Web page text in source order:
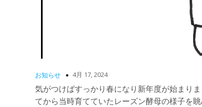
お知らせ 4月 17, 2024
気がつけばすっかり春になり新年度が始まり
てから当時育てていたレーズン酵母の様子を